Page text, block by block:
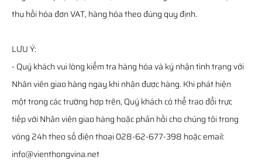
thu hồi hóa đơn VAT, hàng hóa theo đúng quy định.
LƯU Ý:
- Quý khách vui lòng kiểm tra hàng hóa và ký nhận tình trạng với
Nhân viên giao hàng ngay khi nhận được hàng. Khi phát hiện
một trong các trường hợp trên, Quý khách có thể trao đổi trực
tiếp với Nhân viên giao hàng hoặc phản hồi cho chúng tôi trong
vòng 24h theo số điện thoại 028-62-677-398 hoặc email:
info@vienthongvina.net